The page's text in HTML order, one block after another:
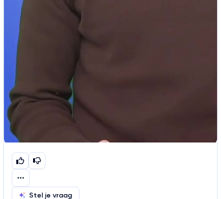
Stel je vraag